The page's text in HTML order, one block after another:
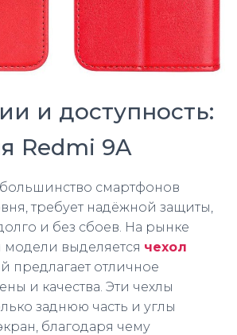
и доступность:
Redmi 9A
большинство смартфонов
требует надёжной защиты,
и без сбоев. На рынке
модели выделяется чехол
предлагает отличное
и качества. Эти чехлы
заднюю часть и углы
благодаря чему